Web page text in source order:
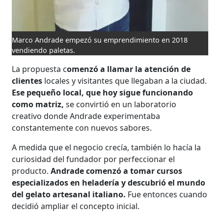
Marco Andrade empezó su emprendimiento en 2018
vendiendo paletas.
La propuesta comenzó a llamar la atención de
clientes locales y visitantes que llegaban a la ciudad.
Ese pequeño local, que hoy sigue funcionando
como matriz,se convirtió en un laboratorio
creativo donde Andrade experimentaba
constantemente con nuevos sabores.
A medida que el negocio crecía, también lo hacía la
curiosidad del fundador por perfeccionar el
producto.Andrade comenzó a tomar cursos
especializados en heladería y descubrió el mundo
del gelato artesanal italiano. Fue entonces cuando
decidió ampliar el concepto inicial.